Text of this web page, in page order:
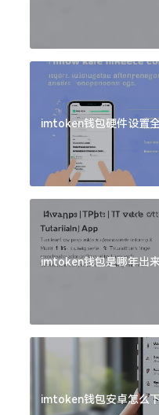
imtoken钱包硬件设置
imtoken钱包是哪年出
imtoken钱包安卓怎么